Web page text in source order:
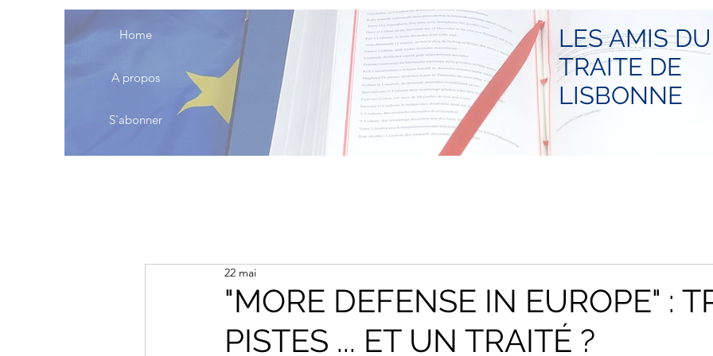
LES AMIS DU
TRAITE DE
LISBONNE
Home
A propos
S'abonner
"MORE DEFENSE IN EUROPE" :
PISTES ... ET UN TRAITÉ ?
22 mai